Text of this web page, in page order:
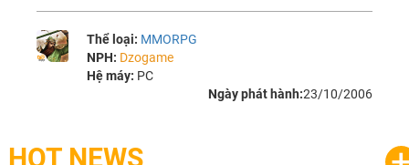
Thể loại: MMORPG
NPH: Dzogame
Hệ máy: PC
Ngày phát hành:23/10/2006
HOT NEWS